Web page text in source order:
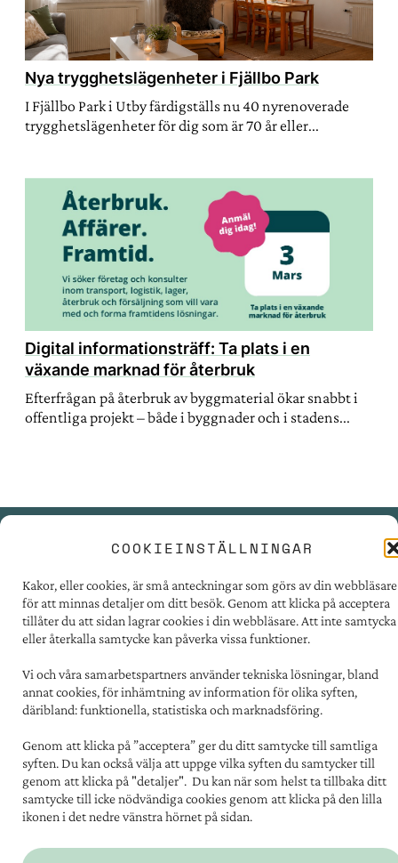
COOKIEINSTÄLLNINGAR
Kakor, eller cookies, är små anteckningar som görs av din webbläsare
för att minnas detaljer om ditt besök. Genom att klicka på acceptera
tillåter du att sidan lagrar cookies i din webbläsare. Att inte samtycka
eller återkalla samtycke kan påverka vissa funktioner.
Vi och våra samarbetspartners använder tekniska lösningar, bland
annat cookies, för inhämtning av information för olika syften,
däribland: funktionella, statistiska och marknadsföring.
Genom att klicka på ”acceptera” ger du ditt samtycke till samtliga
syften. Du kan också välja att uppge vilka syften du samtycker till
genom att klicka på "detaljer". Du kan när som helst ta tillbaka ditt
samtycke till icke nödvändiga cookies genom att klicka på den lilla
ikonen i det nedre vänstra hörnet på sidan.
Nya trygghetslägenheter i Fjällbo Park
I Fjällbo Park i Utby färdigställs nu 40 nyrenoverade
trygghetslägenheter för dig som är 70 år eller...
Digital informationsträff: Ta plats i en
växande marknad för återbruk
Efterfrågan på återbruk av byggmaterial ökar snabbt i
offentliga projekt – både i byggnader och i stadens...
TILLGÄNGLIGHET
FÖR LEVERANTÖRER
PERSONUPPGIFTER
OM COOKIES
Kontakt:
Postadress:
Familjebostäder i Göteborg
Box 5151, 402 26 Göteborg
Besöksadress: